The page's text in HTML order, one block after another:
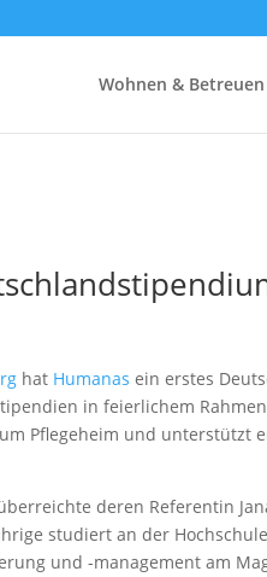
Wohnen & Betreuen
hat Humanas ein erstes
in feierlichem
Pflegeheim und unterstützt
deren Referentin
studiert an der
und -management am